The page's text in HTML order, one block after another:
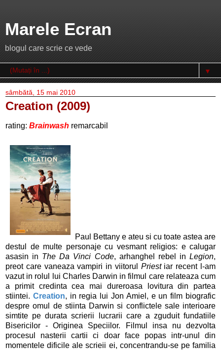
Marele Ecran
blogul care scrie ce vede
▼
sâmbătă, 15 mai 2010
Creation (2009)
rating: Brainwash remarcabil
Paul Bettany e ateu si cu toate astea are
destul de multe personaje cu vesmant religios: e calugar
asasin in The Da Vinci Code, arhanghel rebel inLegion,
preot care vaneaza vampiri in viitorul Priestiar recent l-am
vazut in rolul lui Charles Darwin in filmul care relateaza cum
a primit credinta cea mai dureroasa lovitura din partea
stiintei. Creation, in regia lui Jon Amiel, e un film biografic
despre omul de stiinta Darwin si conflictele sale interioare
simtite pe durata scrierii lucrarii care a zguduit fundatiile
Bisericilor - Originea Speciilor. Filmul insa nu dezvolta
procesul nasterii cartii ci doar face popas intr-unul din
momentele dificile ale scrieii ei, concentrandu-se pe familia